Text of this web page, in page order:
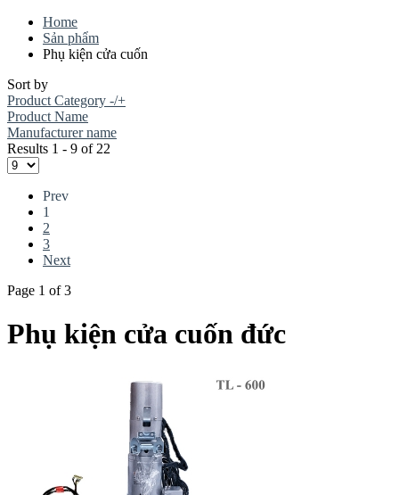
Home
Sản phẩm
Phụ kiện cửa cuốn
Sort by
Product Category -/+
Product Name
Manufacturer name
Results 1 - 9 of 22
Prev
1
2
3
Next
Page 1 of 3
Phụ kiện cửa cuốn đức